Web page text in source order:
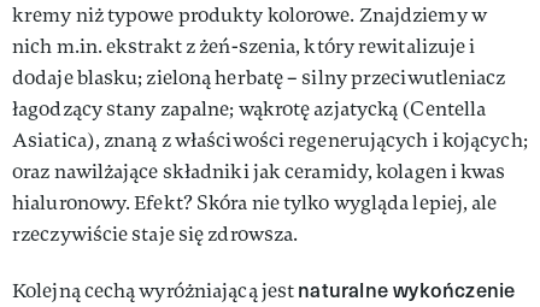
kremy niż typowe produkty kolorowe. Znajdziemy w
nich m.in. ekstrakt z żeń-szenia, który rewitalizuje i
dodaje blasku; zieloną herbatę – silny przeciwutleniacz
łagodzący stany zapalne; wąkrotę azjatycką (Centella
Asiatica), znaną z właściwości regenerujących i kojących;
oraz nawilżające składniki jak ceramidy, kolagen i kwas
hialuronowy. Efekt? Skóra nie tylko wygląda lepiej, ale
rzeczywiście staje się zdrowsza.
Kolejną cechą wyróżniającą jestnaturalne wykończenie